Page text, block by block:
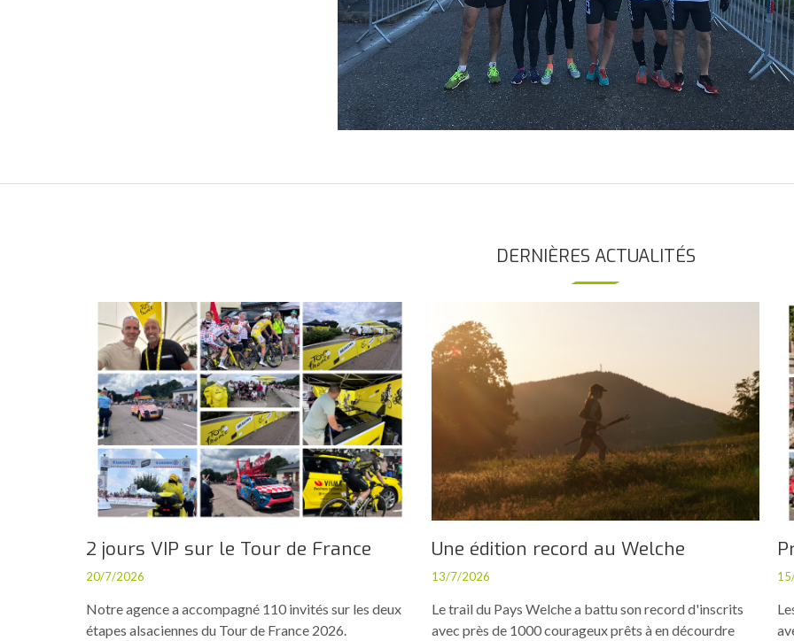
DERNIÈRES ACTUALITÉS
2 jours VIP sur le Tour de France
20/7/2026
Notre agence a accompagné 110 invités sur les deux
étapes alsaciennes du Tour de France 2026.
Une édition record au Welche
13/7/2026
Le trail du Pays Welche a battu son record d'inscrits
avec près de 1000 courageux prêts à en décourdre